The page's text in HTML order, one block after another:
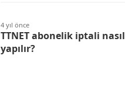
4 yıl önce
TTNET abonelik iptali nasıl
yapılır?